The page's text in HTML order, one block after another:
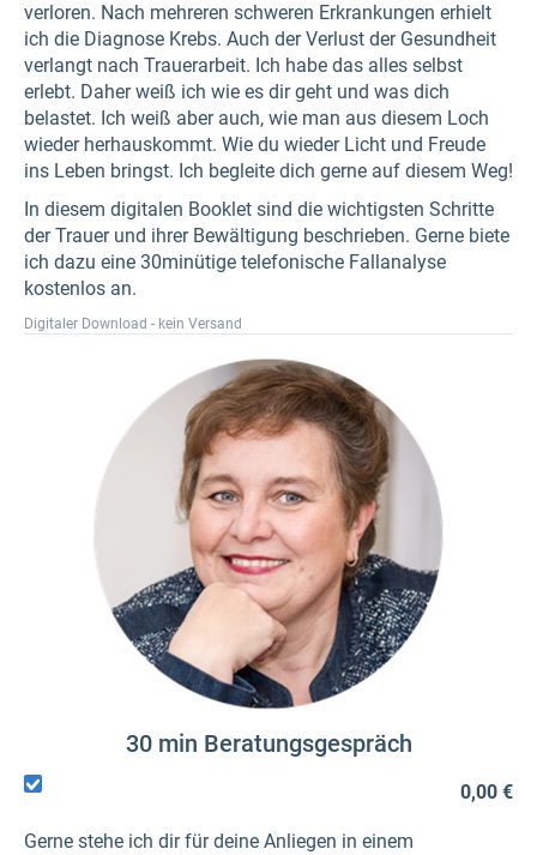
verloren. Nach mehreren schweren Erkrankungen erhielt
ich die Diagnose Krebs. Auch der Verlust der Gesundheit
verlangt nach Trauerarbeit. Ich habe das alles selbst
erlebt. Daher weiß ich wie es dir geht und was dich
belastet. Ich weiß aber auch, wie man aus diesem Loch
wieder herhauskommt. Wie du wieder Licht und Freude
ins Leben bringst. Ich begleite dich gerne auf diesem Weg!
In diesem digitalen Booklet sind die wichtigsten Schritte
der Trauer und ihrer Bewältigung beschrieben. Gerne biete
ich dazu eine 30minütige telefonische Fallanalyse
kostenlos an.
Digitaler Download - kein Versand
30 min Beratungsgespräch
0,00 €
Gerne stehe ich dir für deine Anliegen in einem